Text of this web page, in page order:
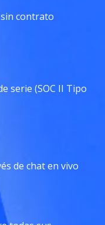
contrato
serie (SOC II Tipo
de chat en vivo